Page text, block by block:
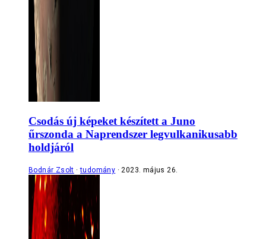
Csodás új képeket készített a Juno
űrszonda a Naprendszer legvulkanikusabb
holdjáról
Bodnár Zsolt tudomány 2023. május 26.